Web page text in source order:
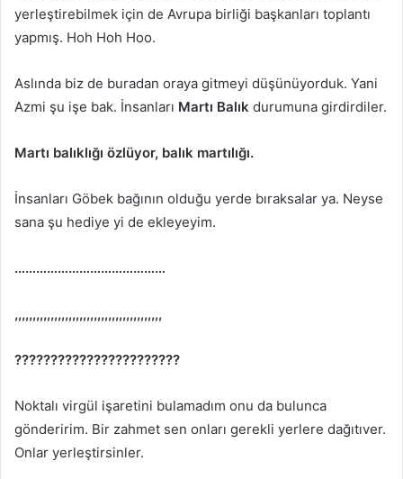
yerleştirebilmek için de Avrupa birliği başkanları toplantı
yapmış. Hoh Hoh Hoo.
Aslında biz de buradan oraya gitmeyi düşünüyorduk. Yani
Azmi şu işe bak. İnsanları Martı Balık durumuna girdirdiler.
Martı balıklığı özlüyor, balık martılığı.
İnsanları Göbek bağının olduğu yerde bıraksalar ya. Neyse
sana şu hediye yi de ekleyeyim.
……………………………………
,,,,,,,,,,,,,,,,,,,,,,,,,,,,,,,,,,,,,,,,,
???????????????????????
Noktalı virgül işaretini bulamadım onu da bulunca
gönderirim. Bir zahmet sen onları gerekli yerlere dağıtıver.
Onlar yerleştirsinler.